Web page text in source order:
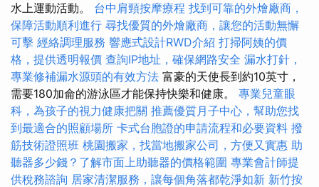
水上運動活動。 台中肩頸按摩療程 找到可靠的外燴廠商，
保障活動順利進行 尋找優質的外燴廠商，讓您的活動無懈
可擊 經絡調理服務 響應式設計RWD介紹 打掃阿姨的價
格，提供透明報價 查詢IP地址，確保網路安全 漏水打針，
專業修補漏水源頭的有效方法 富豪的天使長到約10英寸，
需要180加侖的游泳區才能保持快樂和健康。 專業兒童眼
科，為孩子的視力健康把關 推薦優質月子中心，幫助您找
到最適合的照顧場所 卡式台胞證的申請流程和必要資料 撥
筋技術證照班 桃園搬家，找當地搬家公司，方便又實惠 助
聽器多少錢？了解市面上助聽器的價格範圍 專業會計師提
供稅務諮詢 居家清潔服務，讓每個角落都乾淨如新 新竹按